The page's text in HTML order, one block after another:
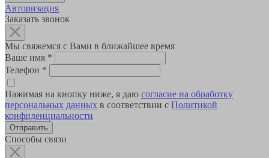
Авторизация
Заказать звонок
Мы свяжемся с Вами в ближайшее время
Ваше имя *
Телефон *
Нажимая на кнопку ниже, я даю согласие на обработку
персональных данных в соответствии с Политикой
конфиденциальности
Способы связи